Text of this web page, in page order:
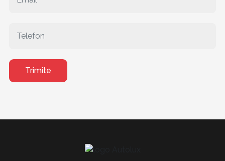
Trimite